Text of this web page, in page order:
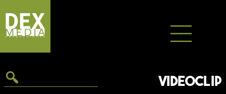
contenido
VIDEOCLIP